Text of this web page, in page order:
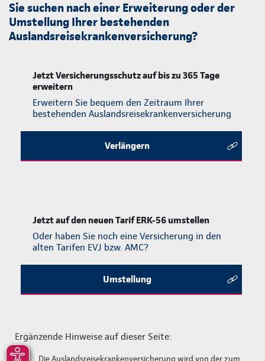
Sie suchen nach einer Erweiterung oder der
Umstellung Ihrer bestehenden
Auslandsreisekrankenversicherung?
Jetzt Versicherungsschutz auf bis zu 365 Tage
erweitern
Erweitern Sie bequem den Zeitraum Ihrer
bestehenden Auslands­reise­krankenversicherung
Verlängern
Jetzt auf den neuen Tarif ERK-56 umstellen
Oder haben Sie noch eine Versicherung in den
alten Tarifen EVJ bzw. AMC?
Umstellung
Ergänzende Hinweise auf dieser Seite:
Die Auslandsreisekrankenversicherung wird von der zum